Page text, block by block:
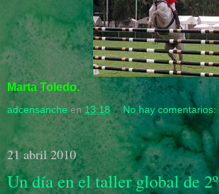
Marta Toledo.
adcensanche en13:18 No hay comentarios:
21 abril 2010
Un día en el taller global de 2º